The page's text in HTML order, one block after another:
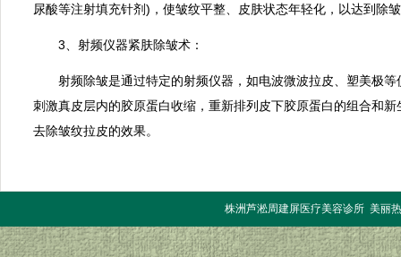
尿酸等注射填充针剂)，使皱纹平整、皮肤状态年轻化，以达到除
3、射频仪器紧肤除皱术：
射频除皱是通过特定的射频仪器，如电波微波拉皮、塑美极等
刺激真皮层内的胶原蛋白收缩，重新排列皮下胶原蛋白的组合和
去除皱纹拉皮的效果。
株洲芦淞周建屏医疗美容诊所 美丽